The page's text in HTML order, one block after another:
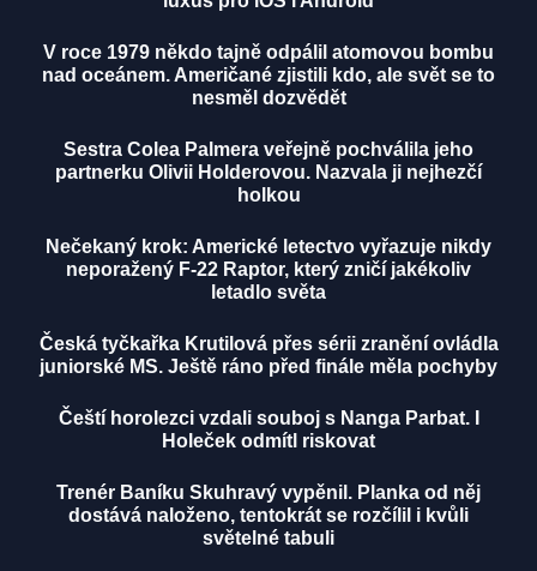
V roce 1979 někdo tajně odpálil atomovou bombu
nad oceánem. Američané zjistili kdo, ale svět se to
nesměl dozvědět
Sestra Colea Palmera veřejně pochválila jeho
partnerku Olivii Holderovou. Nazvala ji nejhezčí
holkou
Nečekaný krok: Americké letectvo vyřazuje nikdy
neporažený F-22 Raptor, který zničí jakékoliv
letadlo světa
Česká tyčkařka Krutilová přes sérii zranění ovládla
juniorské MS. Ještě ráno před finále měla pochyby
Čeští horolezci vzdali souboj s Nanga Parbat. I
Holeček odmítl riskovat
Trenér Baníku Skuhravý vypěnil. Planka od něj
dostává naloženo, tentokrát se rozčílil i kvůli
světelné tabuli